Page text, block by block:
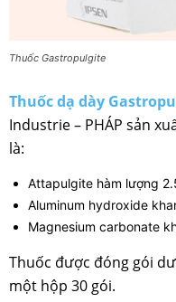
Thuốc Gastropulgite
Thuốc dạ dày
Industrie – PHÁP sản
là:
Attapulgite hàm lượng
Aluminum hydroxide
Magnesium carbonate
Thuốc được đóng gói
một hộp 30 gói.